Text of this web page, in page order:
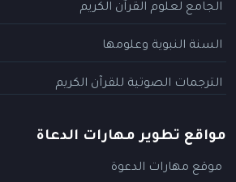
الجامع لعلوم القرآن الكريم
السنة النبوية وعلومها
الترجمات الصوتية للقرآن الكريم
مواقع تطوير مهارات الدعاة
موقع مهارات الدعوة